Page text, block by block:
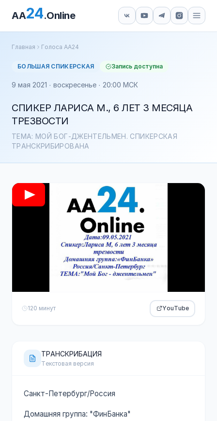
AA24.Online
Главная Голоса АА24
БОЛЬШАЯ СПИКЕРСКАЯ Запись доступна
9 мая 2021 · воскресенье · 20:00 МСК
СПИКЕР ЛАРИСА М., 6 ЛЕТ 3 МЕСЯЦА
ТРЕЗВОСТИ
ТЕМА: МОЙ БОГ-ДЖЕНТЕЛЬМЕН. СПИКЕРСКАЯ
ТРАНСКРИБИРОВАНА
120 минут YouTube
ТРАНСКРИБАЦИЯ
Текстовая версия
Санкт-Петербург/Россия
Домашняя группа: "ФинБанка"